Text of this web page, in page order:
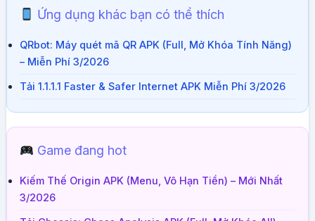
Ứng dụng khác bạn có thể thích
QRbot: Máy quét mã QR APK (Full, Mở Khóa Tính Năng)
– Miễn Phí 3/2026
Tải 1.1.1.1 Faster & Safer Internet APK Miễn Phí 3/2026
Game đang hot
Kiếm Thế Origin APK (Menu, Vô Hạn Tiền) – Mới Nhất
3/2026